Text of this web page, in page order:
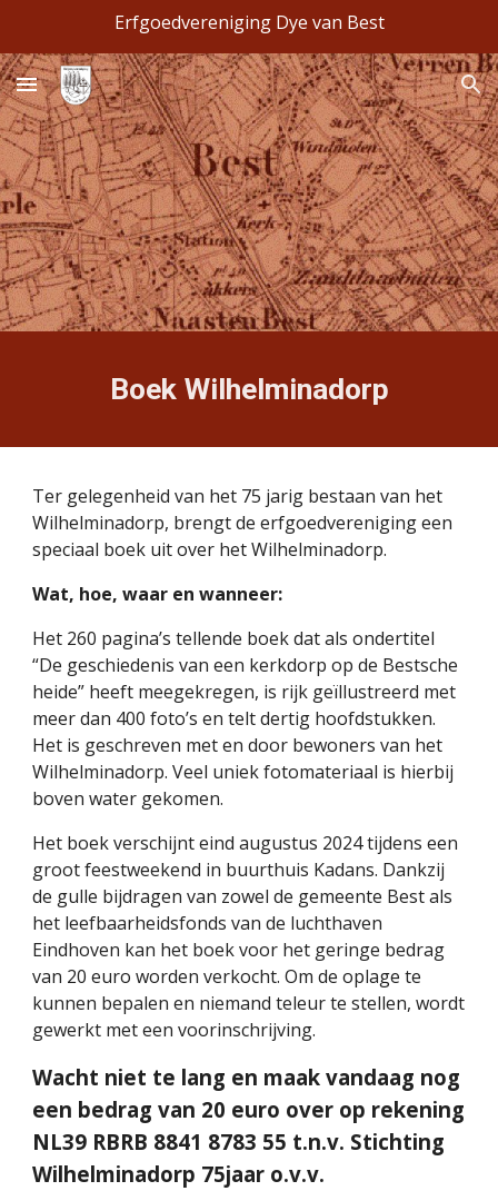
Erfgoedvereniging Dye van Best
Boek Wilhelminadorp
Ter gelegenheid van het 75 jarig bestaan van het
Wilhelminadorp, brengt de erfgoedvereniging een
speciaal boek uit over het Wilhelminadorp.
Wat, hoe, waar en wanneer:
Het 260 pagina’s tellende boek dat als ondertitel
“De geschiedenis van een kerkdorp op de Bestsche
heide” heeft meegekregen, is rijk geïllustreerd met
meer dan 400 foto’s en telt dertig hoofdstukken.
Het is geschreven met en door bewoners van het
Wilhelminadorp. Veel uniek fotomateriaal is hierbij
boven water gekomen.
Het boek verschijnt eind augustus 2024 tijdens een
groot feestweekend in buurthuis Kadans. Dankzij
de gulle bijdragen van zowel de gemeente Best als
het leefbaarheidsfonds van de luchthaven
Eindhoven kan het boek voor het geringe bedrag
van 20 euro worden verkocht. Om de oplage te
kunnen bepalen en niemand teleur te stellen, wordt
gewerkt met een voorinschrijving.
Wacht niet te lang en maak vandaag nog
een bedrag van 20 euro over op rekening
NL39 RBRB 8841 8783 55 t.n.v. Stichting
Wilhelminadorp 75jaar o.v.v.